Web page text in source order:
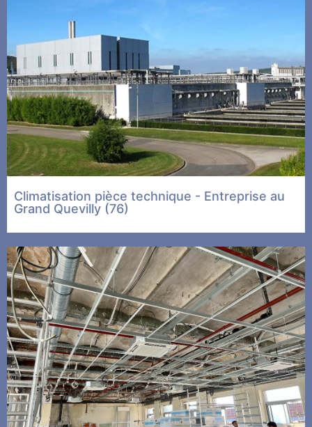
Climatisation pièce technique - Entreprise au
Grand Quevilly (76)